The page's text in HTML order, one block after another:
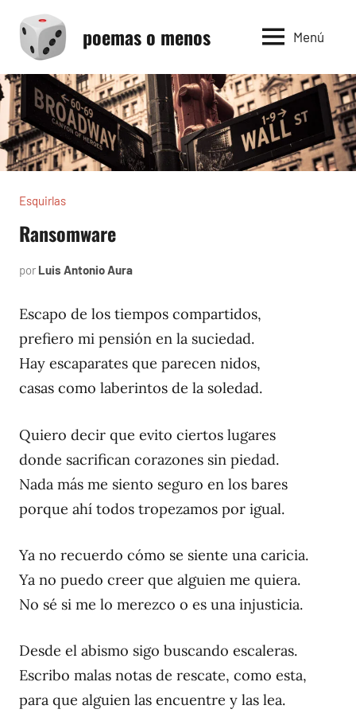
contenido
poemas o menos Menú
Esquirlas
Ransomware
por Luis Antonio Aura
2024
Escapo de los tiempos compartidos,
prefiero mi pensión en la suciedad.
Hay escaparates que parecen nidos,
casas como laberintos de la soledad.
Quiero decir que evito ciertos lugares
donde sacrifican corazones sin piedad.
Nada más me siento seguro en los bares
porque ahí todos tropezamos por igual.
Ya no recuerdo cómo se siente una caricia.
Ya no puedo creer que alguien me quiera.
No sé si me lo merezco o es una injusticia.
Desde el abismo sigo buscando escaleras.
Escribo malas notas de rescate, como esta,
para que alguien las encuentre y las lea.